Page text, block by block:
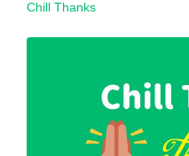
Chill Thanks